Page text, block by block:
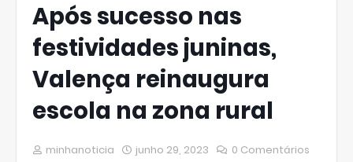
Após sucesso nas
festividades juninas,
Valença reinaugura
escola na zona rural
minhanoticia junho 29, 2023 0 Comentários